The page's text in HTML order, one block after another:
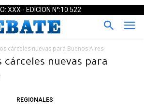
XXX - EDICION N°:10.522
cárceles nuevas para Buenos Aires
cárceles nuevas para
REGIONALES